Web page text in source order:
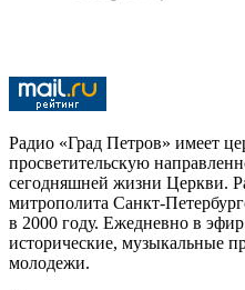
Радио «Град Петров» имеет
просветительскую
сегодняшней жизни Церкви.
митрополита Санкт-
в 2000 году. Ежедневно в
исторические, музыкальные
молодежи.